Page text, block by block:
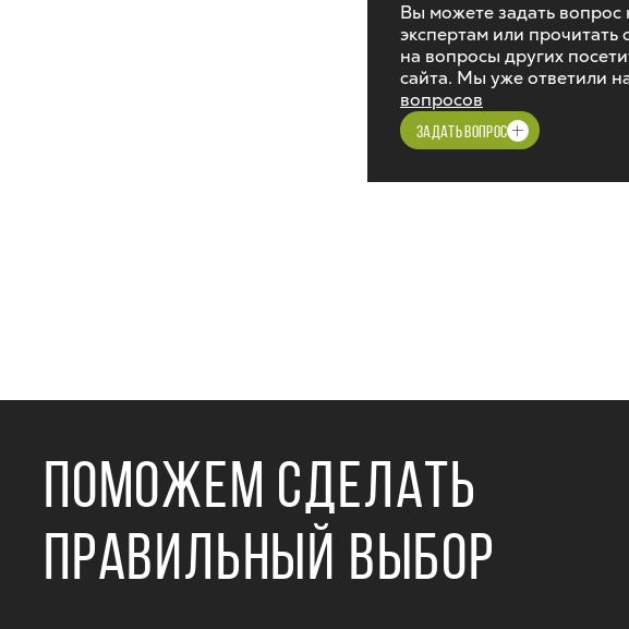
Вы можете задать
экспертам или прочитать
на вопросы других
сайта. Мы уже ответили
вопросов
ЗАДАТЬ ВОПРОС
ПОМОЖЕМ СДЕЛАТЬ
ПРАВИЛЬНЫЙ ВЫБОР